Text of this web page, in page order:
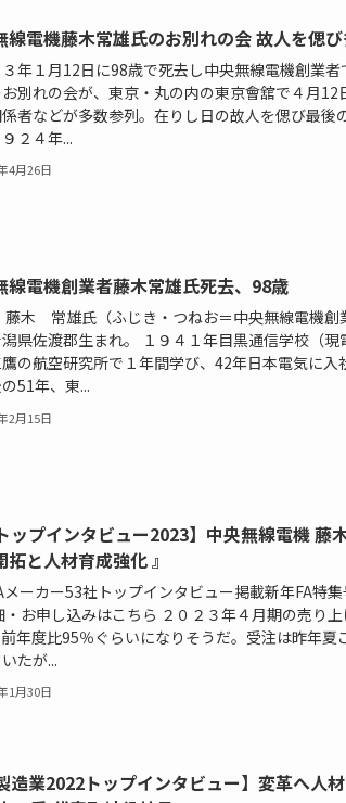
線電機藤木常雄氏のお別れの会 故人を偲
３年１月12日に98歳で死去し中央無線電機創業
別れの会が、東京・丸の内の東京會舘で４月12
者などが多数参列。在りし日の故人を偲び最後
２４年...
4月26日
線電機創業者藤木常雄氏死去、98歳
木 常雄氏（ふじき・つねお＝中央無線電機創
県佐渡郡生まれ。 １９４１年目黒通信学校（
の航空研究所で１年間学び、42年日本電気に入
51年、東...
2月15日
トップインタビュー2023】中央無線電機 藤
拓と人材育成強化 』
メーカー53社トップインタビュー掲載新年FA特
・お申し込みはこちら ２０２３年４月期の売り
年度比95％ぐらいになりそうだ。受注は昨年夏
たが...
1月30日
製造業2022トップインタビュー】変革へ人